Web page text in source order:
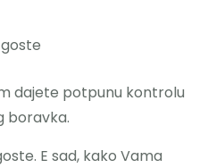
dajete potpunu kontrolu
boravka.
E sad, kako Vama